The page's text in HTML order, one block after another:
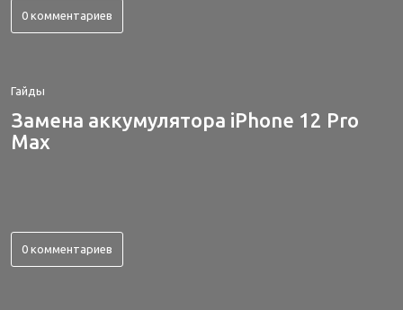
0 комментариев
Гайды
Замена аккумулятора iPhone 12 Pro
Max
0 комментариев